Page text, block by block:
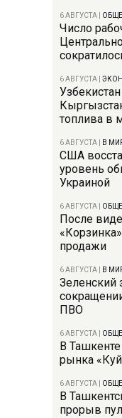
6 АВГУСТА
Число
6 АВГУСТА
топлива в
6 АВГУСТА В
США
уровень
Украиной
6 АВГУСТА
После
продажи
6 АВГУСТА В
Зеленский
ПВО
6 АВГУСТА
В Ташкенте
рынка
6 АВГУСТА
В
прорыв